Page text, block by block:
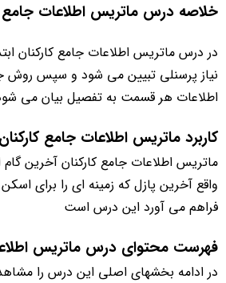
خلاصه درس ماتریس اطلاعات جامع
در درس ماتریس اطلاعات جامع کارکنان
نیاز پرسنلی تبیین می شود و سپس روش
اطلاعات هر قسمت به تفصیل بیان می
کاربرد ماتریس اطلاعات جامع کارکنان
ماتریس اطلاعات جامع کارکنان آخرین
واقع آخرین پازل که زمینه ای را برای
فراهم می آورد این درس است
فهرست محتوای درس ماتریس
در ادامه بخشهای اصلی این درس را